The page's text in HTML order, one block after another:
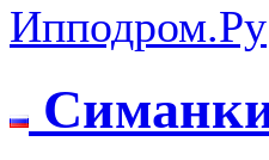
Ипподром.Ру